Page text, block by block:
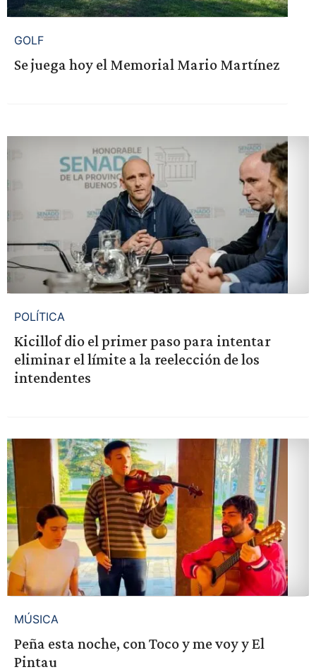
GOLF
Se juega hoy el Memorial Mario Martínez
POLÍTICA
Kicillof dio el primer paso para intentar
eliminar el límite a la reelección de los
intendentes
MÚSICA
Peña esta noche, con Toco y me voy y El
Pintau